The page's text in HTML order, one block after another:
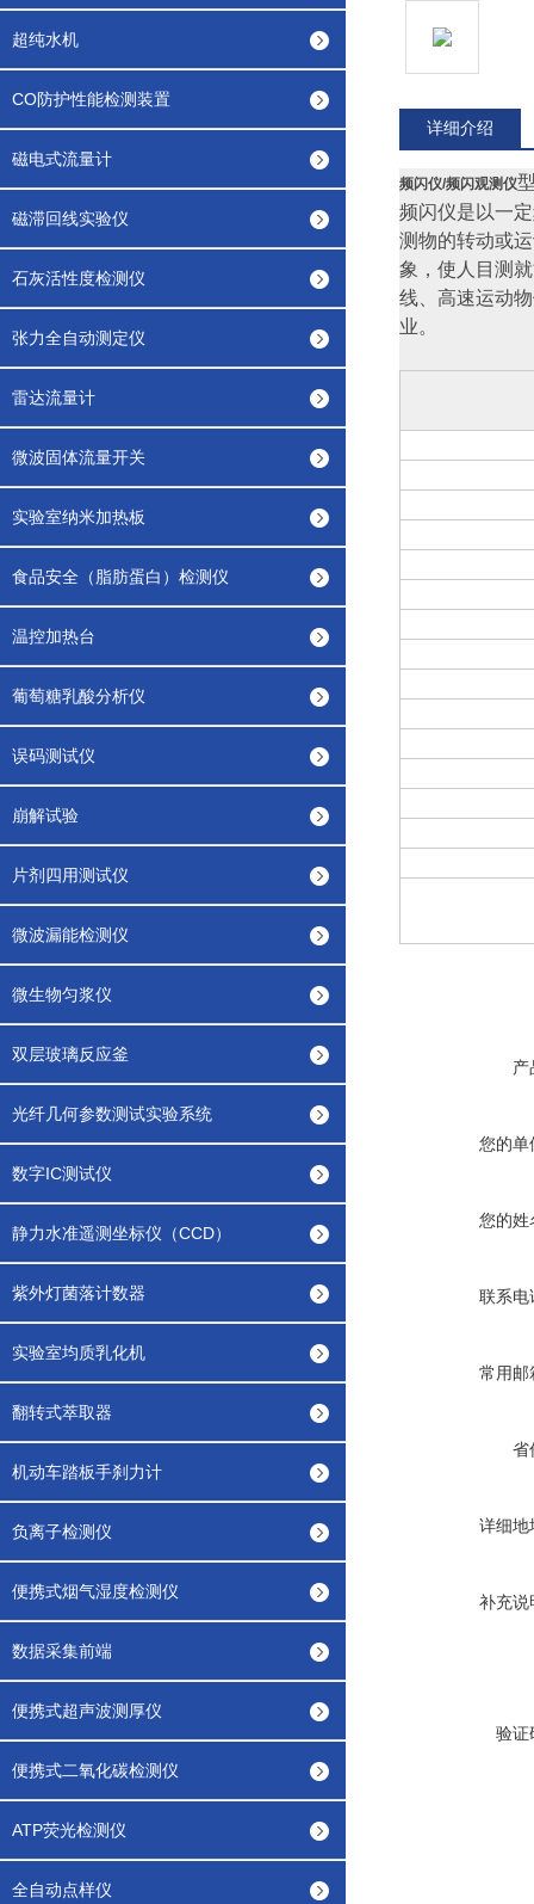
超纯水机
CO防护性能检测装置
磁电式流量计
磁滞回线实验仪
石灰活性度检测仪
张力全自动测定仪
雷达流量计
微波固体流量开关
实验室纳米加热板
食品安全（脂肪蛋白）检测仪
温控加热台
葡萄糖乳酸分析仪
误码测试仪
崩解试验
片剂四用测试仪
微波漏能检测仪
微生物匀浆仪
双层玻璃反应釜
光纤几何参数测试实验系统
数字IC测试仪
静力水准遥测坐标仪（CCD）
紫外灯菌落计数器
实验室均质乳化机
翻转式萃取器
机动车踏板手刹力计
负离子检测仪
便携式烟气湿度检测仪
数据采集前端
便携式超声波测厚仪
便携式二氧化碳检测仪
ATP荧光检测仪
全自动点样仪
详细介绍
频闪仪/频闪观测仪
频闪仪是以一
测物的转动或
象，使人目测
线、高速运动
业。
产
您的单
您的姓
联系电
常用邮
省
详细地
补充说
验证